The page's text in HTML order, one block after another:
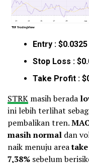
Entry : $0.0325
Stop Loss :
Take Profit :
STRK masih berada
ini lebih terlihat
pembalikan tren.
masih normal dan
naik menuju area
7,38% sebelum